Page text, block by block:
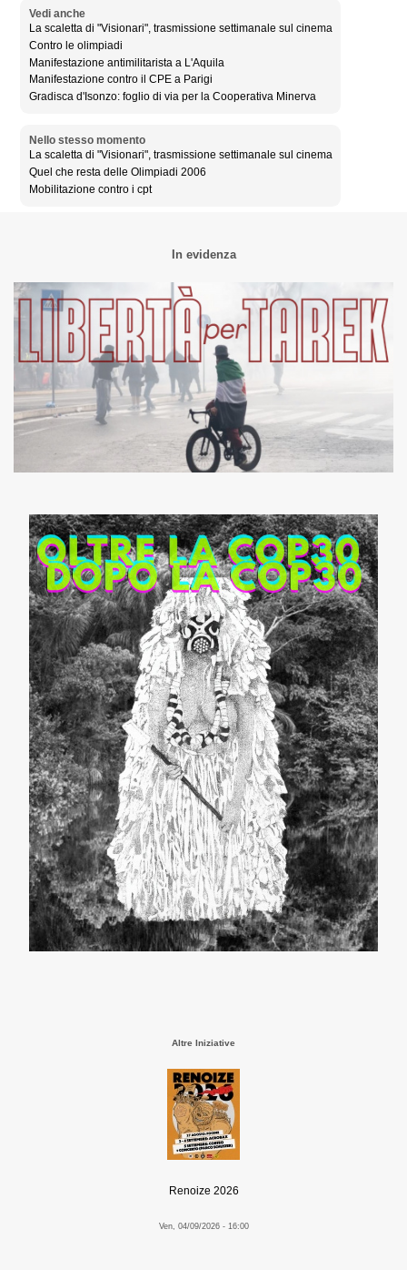
Vedi anche
La scaletta di "Visionari", trasmissione settimanale sul cinema
Contro le olimpiadi
Manifestazione antimilitarista a L'Aquila
Manifestazione contro il CPE a Parigi
Gradisca d'Isonzo: foglio di via per la Cooperativa Minerva
Nello stesso momento
La scaletta di "Visionari", trasmissione settimanale sul cinema
Quel che resta delle Olimpiadi 2006
Mobilitazione contro i cpt
In evidenza
Altre Iniziative
Renoize 2026
Ven, 04/09/2026 - 16:00